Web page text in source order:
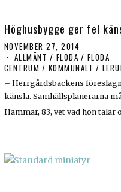
Höghusbygge ger fel
NOVEMBER 27, 2014
ALLMÄNT / FLODA / FLODA
CENTRUM / KOMMUNALT /
– Herrgårdsbackens
känsla. Samhällsplanerarna
Hammar, 83, vet vad hon talar